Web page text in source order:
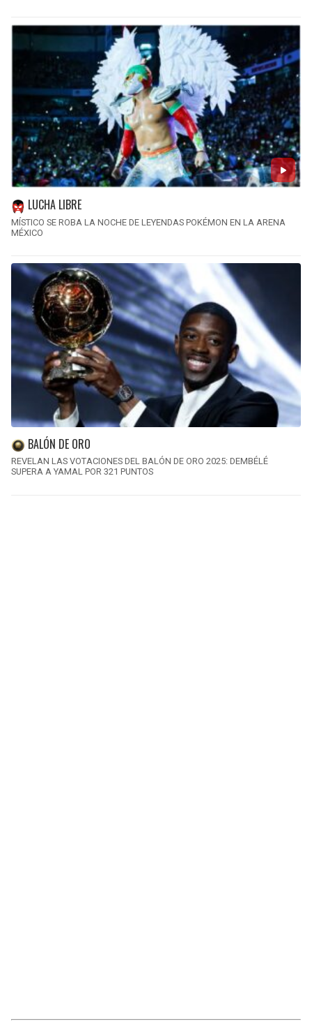
LUCHA LIBRE
MÍSTICO SE ROBA LA NOCHE DE LEYENDAS POKÉMON EN LA ARENA
MÉXICO
BALÓN DE ORO
REVELAN LAS VOTACIONES DEL BALÓN DE ORO 2025: DEMBÉLÉ
SUPERA A YAMAL POR 321 PUNTOS